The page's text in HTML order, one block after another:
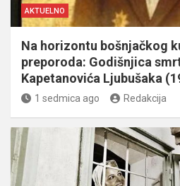
AKTUELNO
Na horizontu bošnjačkog
preporoda: Godišnjica
Kapetanovića Ljubušaka
1 sedmica ago Redakcija